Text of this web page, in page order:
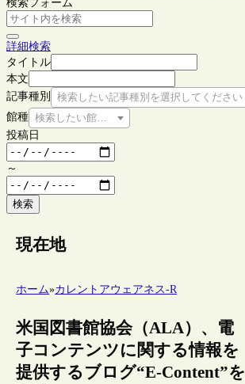
検索フォーム
詳細検索
タイトル
本文
記事種別
検索したい記事種別を選択してください
館種 検索したい館種を選択してください
投稿日
～
検索
現在地
ホーム»カレントアウェアネス-R
米国図書館協会（ALA）、電
子コンテンツに関する情報を
提供するブログ“E-Content”を